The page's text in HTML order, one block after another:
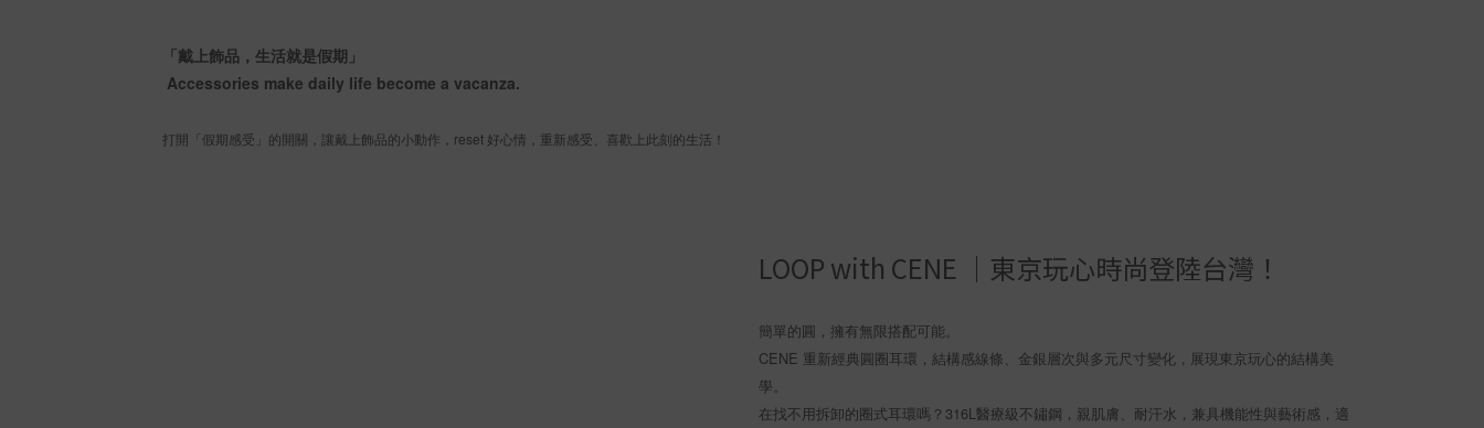
「戴上飾品，生活就是假期」
Accessories make daily life become a vacanza.
打開「假期感受」的開關，讓戴上飾品的小動作，reset 好心情，重新感受、喜歡上此刻的生活！
LOOP with CENE ｜東京玩心時尚登陸台灣！
簡單的圓，擁有無限搭配可能。
CENE 重新經典圓圈耳環，結構感線條、金銀層次與多元尺寸變化，展現東京玩心的結構美
學。
在找不用拆卸的圈式耳環嗎？316L醫療級不鏽鋼，親肌膚、耐汗水，兼具機能性與藝術感，適